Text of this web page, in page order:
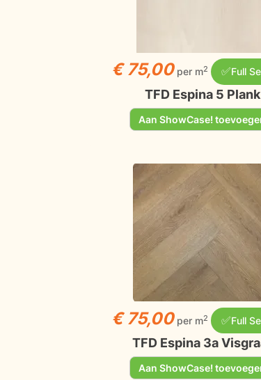
€ 75,00 per m2 ✅Full
TFD Espina 5 Plank
Aan ShowCase!
€ 75,00 per m2 ✅Full
TFD Espina 3a
Aan ShowCase!